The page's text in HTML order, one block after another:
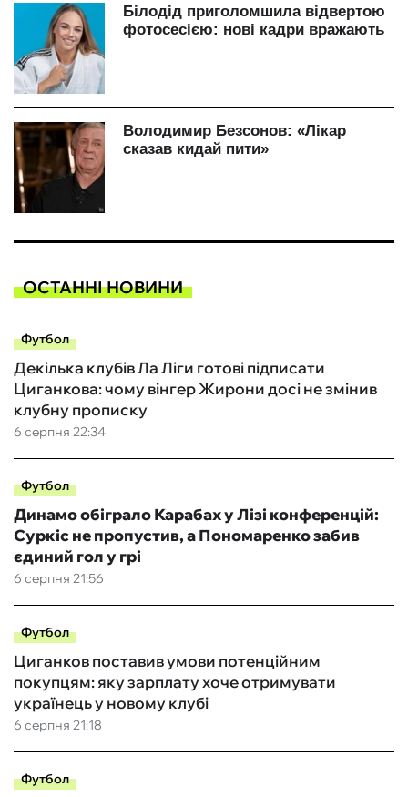
ОСТАННІ НОВИНИ
Футбол
6 серпня 22:34
Декілька клубів Ла Ліги готові підписати
Циганкова: чому вінгер Жирони досі не змінив
клубну прописку
Футбол
6 серпня 21:56
Динамо обіграло Карабах у Лізі конференцій:
Суркіс не пропустив, а Пономаренко забив
єдиний гол у грі
Футбол
6 серпня 21:18
Циганков поставив умови потенційним
покупцям: яку зарплату хоче отримувати
українець у новому клубі
Футбол